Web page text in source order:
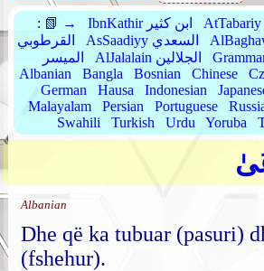
: 📗 → IbnKathir ابن كثير
القرطوبي
AsSaadiyy السعدي
الميسر
AlJalalain الجلالين
Albanian
Bangla Bosnian Chinese
German
Hausa Indonesian
Malayalam
Persian Portuguese
Swahili
Turkish Urdu Yoruba
Albanian
Dhe që ka tubuar (pasuri)
(fshehur).